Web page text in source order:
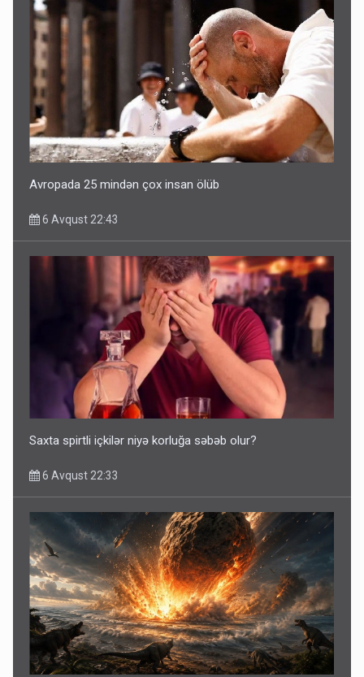
Avropada 25 mindən çox insan ölüb
6 Avqust 22:43
Saxta spirtli içkilər niyə korluğa səbəb olur?
6 Avqust 22:33